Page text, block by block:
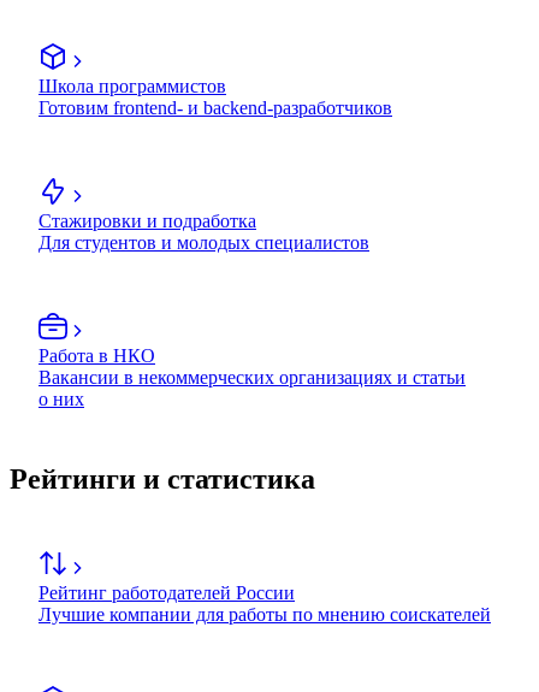
Школа программистов
Готовим frontend- и backend-разработчиков
Стажировки и подработка
Для студентов и молодых специалистов
Работа в НКО
Вакансии в некоммерческих организациях и статьи
о них
Рейтинги и статистика
Рейтинг работодателей России
Лучшие компании для работы по мнению соискателей